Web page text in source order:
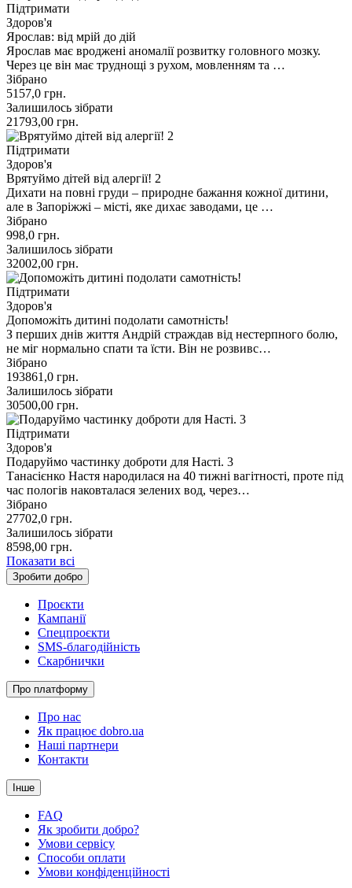
Підтримати
Здоров'я
Ярослав: від мрій до дій
Ярослав має вроджені аномалії розвитку головного мозку.
Через це він має труднощі з рухом, мовленням та …
Зібрано
5157,0 грн.
Залишилось зібрати
21793,00 грн.
Підтримати
Здоров'я
Врятуймо дітей від алергії! 2
Дихати на повні груди – природне бажання кожної дитини,
але в Запоріжжі – місті, яке дихає заводами, це …
Зібрано
998,0 грн.
Залишилось зібрати
32002,00 грн.
Підтримати
Здоров'я
Допоможіть дитині подолати самотність!
З перших днів життя Андрій страждав від нестерпного болю,
не міг нормально спати та їсти. Він не розвивс…
Зібрано
193861,0 грн.
Залишилось зібрати
30500,00 грн.
Підтримати
Здоров'я
Подаруймо частинку доброти для Насті. 3
Танасієнко Настя народилася на 40 тижні вагітності, проте під
час пологів наковталася зелених вод, через…
Зібрано
27702,0 грн.
Залишилось зібрати
8598,00 грн.
Показати всі
Зробити добро
Проєкти
Кампанії
Спецпроєкти
SMS-благодійність
Скарбнички
Про платформу
Про нас
Як працює dobro.ua
Наші партнери
Контакти
Інше
FAQ
Як зробити добро?
Умови сервісу
Способи оплати
Умови конфіденційності